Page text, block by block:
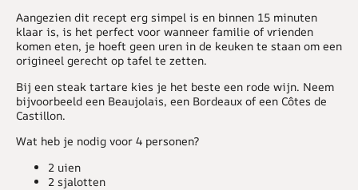
Aangezien dit recept erg simpel is en binnen 15 minuten
klaar is, is het perfect voor wanneer familie of vrienden
komen eten, je hoeft geen uren in de keuken te staan om een
origineel gerecht op tafel te zetten.
Bij een steak tartare kies je het beste een rode wijn. Neem
bijvoorbeeld een Beaujolais, een Bordeaux of een Côtes de
Castillon.
Wat heb je nodig voor 4 personen?
2 uien
2 sjalotten